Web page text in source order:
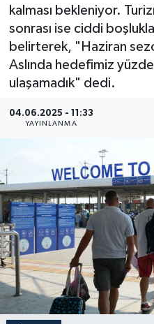
kalması bekleniyor.
sonrası ise ciddi
belirterek, "Haziran
Aslında hedefimiz
ulaşamadık" dedi.
04.06.2025 - 11:33
YAYINLANMA
Ekonomi
Gündem
Günün Manşetleri
Haber Kuşakları
KANALV Spor
Kültür Sanat
Magazin
Öğle Bülteni
Tüm Manşetler
Son Dakika Haberleri
Haber Arşivi